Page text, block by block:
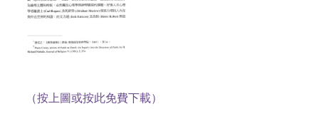
（按上圖或按此免費下載）